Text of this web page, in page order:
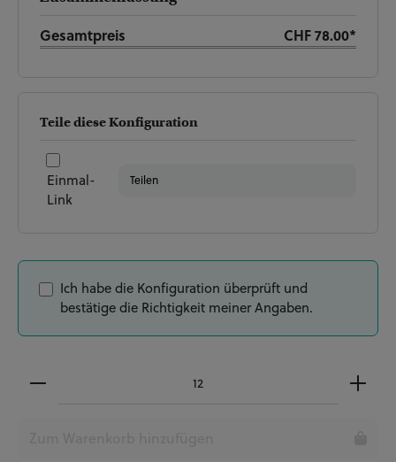
Gesamtpreis CHF 78.00*
Teile diese Konfiguration
Einmal-
Link
Teilen
Ich habe die Konfiguration überprüft und
bestätige die Richtigkeit meiner Angaben.